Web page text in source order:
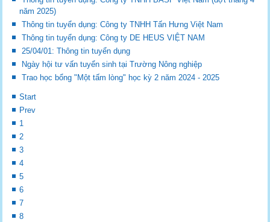
năm 2025)
Thông tin tuyển dụng: Công ty TNHH Tấn Hưng Việt Nam
Thông tin tuyển dụng: Công ty DE HEUS VIỆT NAM
25/04/01: Thông tin tuyển dụng
Ngày hội tư vấn tuyển sinh tại Trường Nông nghiệp
Trao học bổng "Một tấm lòng" học kỳ 2 năm 2024 - 2025
Start
Prev
1
2
3
4
5
6
7
8